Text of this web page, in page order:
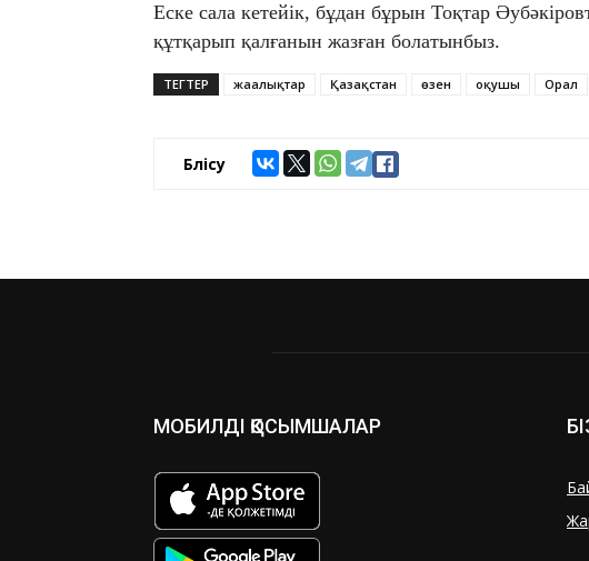
Еске сала кетейік, бұдан бұрын Тоқтар
құтқарып қалғанын жазған болатынбыз.
ТЕГТЕР жаңалықтар Қазақстан өзен оқушы Орал
Бөлісу
МОБИЛДІ ҚОСЫМШАЛАР